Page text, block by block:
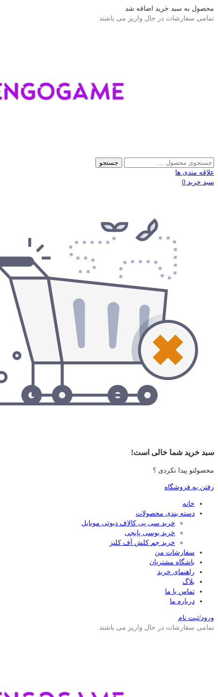
محصول به سبد خرید اضافه شد
تمامی سفارشات در حال واریز می باشند.
جستجو
علاقه مندی ها
سبد خرید 0
سبد خرید شما خالی است!
محصولتو پیدا نکردی ؟
رفتن به فروشگاه
خانه
دسته بندی محصولات
خرید سی پی کالاف دیوتی موبایل
خرید یوسی پابجی
خرید جم کلش آف کلنز
سفارشات من
باشگاه مشتریان
راهنمای خرید
بلاگ
تماس با ما
درباره ما
ورود/ثبت نام
تمامی سفارشات در حال واریز می باشند.